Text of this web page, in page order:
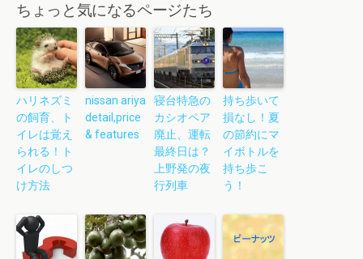
ちょっと気になるページたち
ハリネズミ
の飼育、ト
イレは覚え
られる！ト
イレのしつ
け方法
nissan ariya
detail,price
& features
寝台特急の
カシオペア
廃止、運転
最終日は？
上野発の夜
行列車
持ち歩いて
損なし！夏
の節約にマ
イボトルを
持ち歩こ
う！